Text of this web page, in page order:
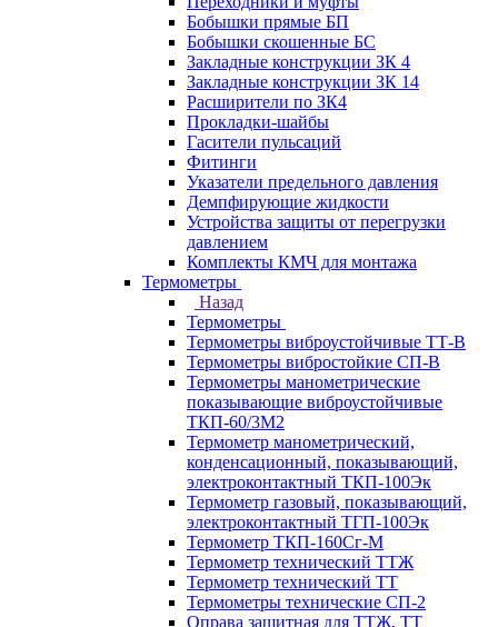
Бобышки прямые БП
Бобышки скошенные БС
Закладные конструкции ЗК 4
Закладные конструкции ЗК 14
Расширители по ЗК4
Прокладки-шайбы
Гасители пульсаций
Фитинги
Указатели предельного давления
Демпфирующие жидкости
Устройства защиты от перегрузки
давлением
Комплекты КМЧ для монтажа
Термометры
Назад
Термометры
Термометры виброустойчивые ТТ-В
Термометры вибростойкие СП-В
Термометры манометрические
показывающие виброустойчивые
ТКП-60/3М2
Термометр манометрический,
конденсационный, показывающий,
электроконтактный ТКП-100Эк
Термометр газовый, показывающий,
электроконтактный ТГП-100Эк
Термометр ТКП-160Сг-М
Термометр технический ТТЖ
Термометр технический ТТ
Термометры технические СП-2
Оправа защитная для ТТЖ, ТТ